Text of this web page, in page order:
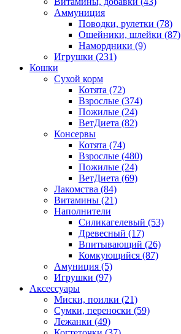
Аммуниция
Поводки, рулетки (78)
Ошейники, шлейки (87)
Намордники (9)
Игрушки (231)
Кошки
Сухой корм
Котята (72)
Взрослые (374)
Пожилые (24)
ВетДиета (82)
Консервы
Котята (74)
Взрослые (480)
Пожилые (24)
ВетДиета (69)
Лакомства (84)
Витамины (21)
Наполнители
Силикагелевый (53)
Древесный (17)
Впитывающий (26)
Комкующийся (87)
Амуниция (5)
Игрушки (97)
Аксессуары
Миски, поилки (21)
Сумки, переноски (59)
Лежанки (49)